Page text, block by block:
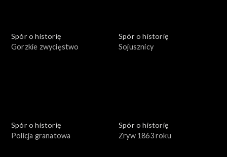
Spór o historię
Gorzkie zwycięstwo
Spór o historię
Sojusznicy
Spór o historię
Policja granatowa
Spór o historię
Zryw 1863 roku